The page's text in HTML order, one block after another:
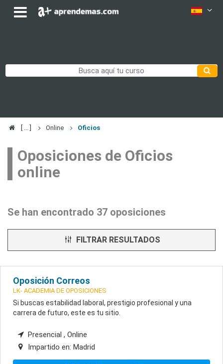
Online Oficios
Oposiciones de Oficios
online
Se han encontrado 37 oposiciones
FILTRAR RESULTADOS
Oposición Correos
LK- ACADEMIA DE OPOSICIONES
Si buscas estabilidad laboral, prestigio profesional y una
carrera de futuro, este es tu sitio.
Presencial , Online
Impartido en: Madrid